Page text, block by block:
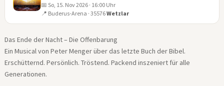
NOV
📅 So, 15. Nov 2026 · 16:00 Uhr
📍 Buderus-Arena · 35576Wetzlar
Das Ende der Nacht – Die Offenbarung
Ein Musical von Peter Menger über das letzte Buch der Bibel.
Erschütternd. Persönlich. Tröstend. Packend inszeniert für alle
Generationen.